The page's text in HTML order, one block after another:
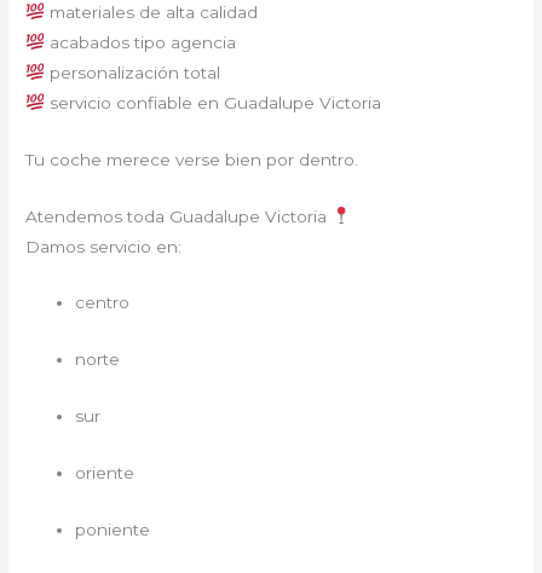
materiales de alta calidad
acabados tipo agencia
personalización total
servicio confiable en Guadalupe Victoria
Tu coche merece verse bien por dentro.
Atendemos toda Guadalupe Victoria
Damos servicio en:
centro
norte
sur
oriente
poniente